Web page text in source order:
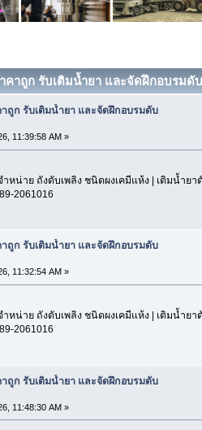
าถูก รับเติมน้ำยา และจัดฝึกอบรมดับ
าถูก รับเติมน้ำยา และจัดฝึกอบรมดับ
11:39:58 AM »
หน่าย ถังดับเพลิง ชนิดผงเคมีแห้ง | เติมน้ำยา
2061016
าถูก รับเติมน้ำยา และจัดฝึกอบรมดับ
11:32:54 AM »
หน่าย ถังดับเพลิง ชนิดผงเคมีแห้ง | เติมน้ำยา
2061016
ถูก รับเติมน้ำยา และจัดฝึกอบรมดับ
11:48:30 AM »